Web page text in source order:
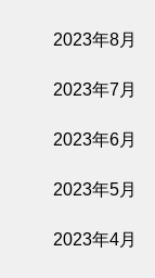
2023年8月
2023年7月
2023年6月
2023年5月
2023年4月